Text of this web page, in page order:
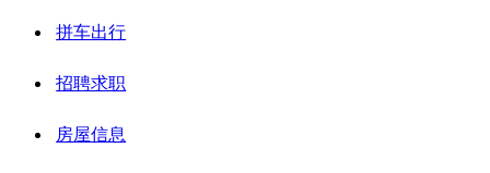
拼车出行
招聘求职
房屋信息